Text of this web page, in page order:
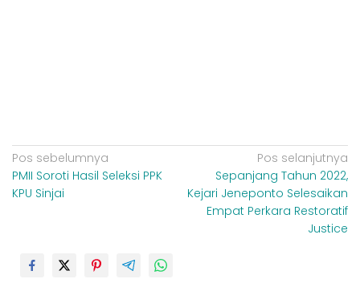
N
a
Pos sebelumnya
PMII Soroti Hasil Seleksi PPK
KPU Sinjai
Pos selanjutnya
Sepanjang Tahun 2022,
Kejari Jeneponto Selesaikan
Empat Perkara Restoratif
Justice